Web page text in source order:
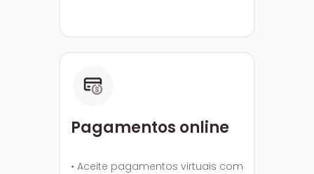
Pagamentos online
• Aceite pagamentos virtuais com